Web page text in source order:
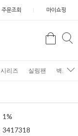
주문조회 마이쇼핑
검
시리즈 실링팬 벽조명
1%
3417318